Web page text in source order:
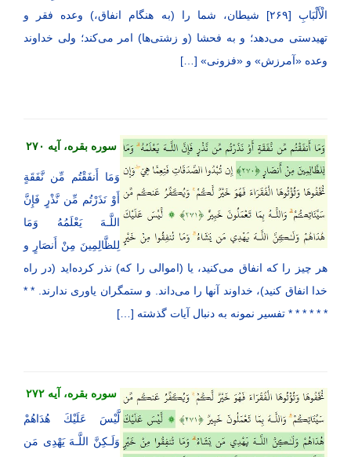
الْأَلْبَابِ [۲۶۹] شیطان، شما را (به هنگام انفاق،) وعده فقر و
تهیدستی می‌دهد؛ و به فحشا (و زشتی‌ها) امر می‌کند؛ ولی خداوند
وعده «آمرزش» و «فزونی» […]
سوره بقره، آیه ۲۷۰
وَمَا أَنفَقْتُم مِّن نَّفَقَةٍ
أَوْ نَذَرْتُم مِّن نَّذْرٍ فَإِنَّ
اللَّـهَ يَعْلَمُهُ وَمَا
لِلظَّالِمِينَ مِنْ أَنصَارٍ و
هر چیز را که انفاق می‌کنید، یا (اموالی را که) نذر کرده‌اید (در راه
خدا انفاق کنید)، خداوند آنها را می‌داند. و ستمگران یاوری ندارند. * *
* * * * * * تفسیر نمونه به دنبال آيات گذشته […]
سوره بقره، آیه ۲۷۲
لَّیْسَ عَلَیْكَ هُدَاهُمْ
وَلَـكِنَّ اللَّـهَ یَهْدِی مَن